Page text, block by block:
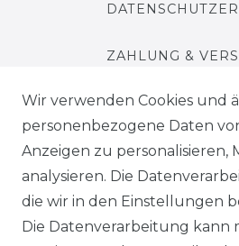
ZAHLUNG &
IMPRESSUM
Senden Sie uns eine
Wir verwenden Cookies und
personenbezogene Daten
Anzeigen zu
analysieren. Die
die wir in den Einstellungen
Die Datenverarbeitung kann